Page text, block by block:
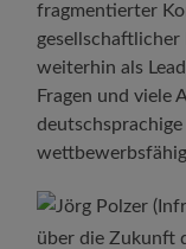
fragmentierter
weiterhin als
Fragen und viele